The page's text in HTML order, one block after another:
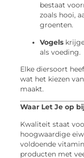
bestaat
zoals hooi,
groenten.
Vogels
als voeding.
Elke diersoort
wat het kiezen
maakt.
Waar Let Je op
Kwaliteit staat
hoogwaardige
voldoende
producten met